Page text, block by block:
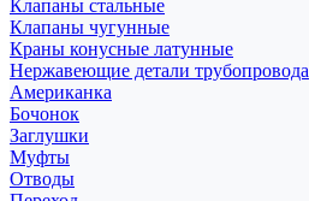
Клапаны стальные
Клапаны чугунные
Краны конусные латунные
Нержавеющие детали трубопровода
Американка
Бочонок
Заглушки
Муфты
Отводы